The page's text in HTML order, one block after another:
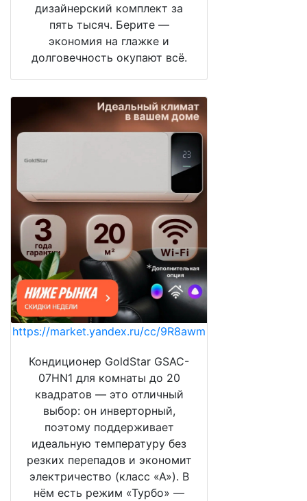
дизайнерский комплект за
пять тысяч. Берите —
экономия на глажке и
долговечность окупают всё.
https://market.yandex.ru/cc/9R8awm
Кондиционер GoldStar GSAC-
07HN1 для комнаты до 20
квадратов — это отличный
выбор: он инверторный,
поэтому поддерживает
идеальную температуру без
резких перепадов и экономит
электричество (класс «А»). В
нём есть режим «Турбо» —